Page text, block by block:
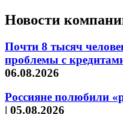
Новости
Почти 8 тысяч
проблемы с
06.08.2026
Россияне полюбили
| 05.08.2026